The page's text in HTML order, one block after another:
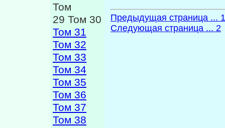
Том
29 Том 30
Том 31
Том 32
Том 33
Том 34
Том 35
Том 36
Том 37
Том 38
Предыдущая страница ...
Следующая страница ... 2